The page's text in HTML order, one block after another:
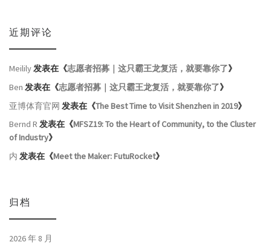
近期评论
Meilily发表在《志愿者招募｜这只霸王龙复活，就要靠你了》
Ben 发表在《志愿者招募｜这只霸王龙复活，就要靠你了》
亚博体育官网 发表在《The Best Time to Visit Shenzhen in 2019》
Bernd R 发表在《MFSZ19: To the Heart of Community, to the Cluster
of Industry》
内 发表在《Meet the Maker: FutuRocket》
归档
2026 年 8 月